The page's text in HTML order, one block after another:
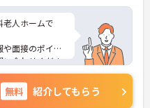
老人ホームで
面接のポイン
い合わせくださ
無料 紹介してもらう